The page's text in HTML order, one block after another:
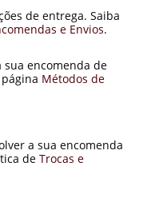
de entrega. Saiba
e Envios.
sua encomenda de
Métodos de
a sua encomenda
de Trocas e